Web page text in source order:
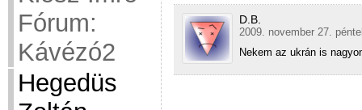
Fórum:
Kávézó2
Hegedüs
D.B.
2009. november 27.
Nekem az ukrán is